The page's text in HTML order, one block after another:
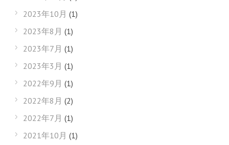
2023年10月 (1)
2023年8月 (1)
2023年7月 (1)
2023年3月 (1)
2022年9月 (1)
2022年8月 (2)
2022年7月 (1)
2021年10月 (1)